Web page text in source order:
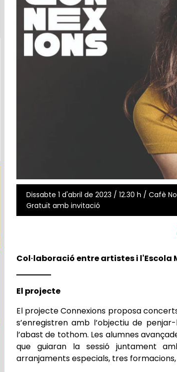
Dissabte 1 d'abril de 2023 / 12.30 h / Cafè
Gratuït amb invitació
Col·laboració entre artistes i
El projecte
El projecte Connexions proposa
s’enregistren amb l’objectiu de
l’abast de tothom. Les alumnes
que guiaran la sessió juntament
arranjaments especials, tres